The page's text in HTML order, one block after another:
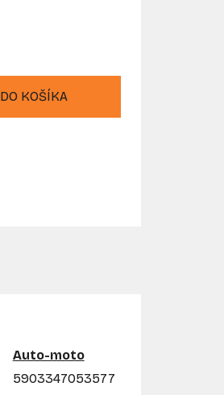
DO KOŠÍKA
Auto-moto
5903347053577